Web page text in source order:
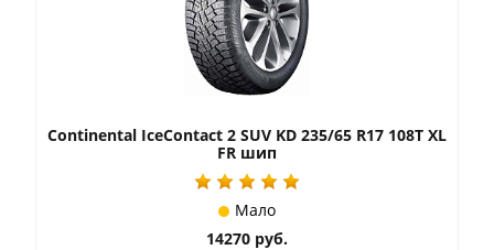
Continental IceContact 2 SUV KD 235/65 R17 108T XL
FR шип
Мало
14270 руб.